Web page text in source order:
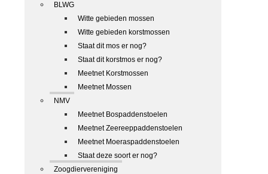
BLWG
Witte gebieden mossen
Witte gebieden korstmossen
Staat dit mos er nog?
Staat dit korstmos er nog?
Meetnet Korstmossen
Meetnet Mossen
NMV
Meetnet Bospaddenstoelen
Meetnet Zeereeppaddenstoelen
Meetnet Moeraspaddenstoelen
Staat deze soort er nog?
Zoogdiervereniging